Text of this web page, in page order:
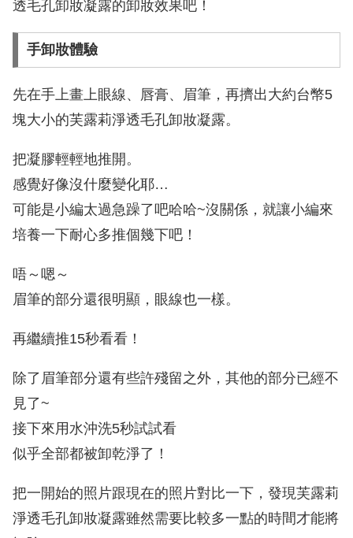
透毛孔卸妝凝露的卸妝效果吧！
手卸妝體驗
先在手上畫上眼線、唇膏、眉筆，再擠出大約台幣5
塊大小的芙露莉淨透毛孔卸妝凝露。
把凝膠輕輕地推開。
感覺好像沒什麼變化耶…
可能是小編太過急躁了吧哈哈~沒關係，就讓小編來
培養一下耐心多推個幾下吧！
唔～嗯～
眉筆的部分還很明顯，眼線也一樣。
再繼續推15秒看看！
除了眉筆部分還有些許殘留之外，其他的部分已經不
見了~
接下來用水沖洗5秒試試看
似乎全部都被卸乾淨了！
把一開始的照片跟現在的照片對比一下，發現芙露莉
淨透毛孔卸妝凝露雖然需要比較多一點的時間才能將